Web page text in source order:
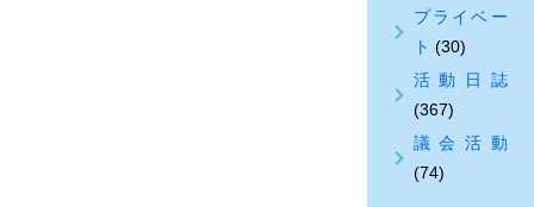
プライベー
ト (30)
活動日誌
(367)
議会活動
(74)